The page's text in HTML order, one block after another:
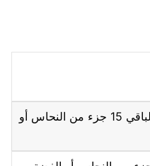
9 أجزاء من الذهب والباقي 15 جزء من النحاس أو